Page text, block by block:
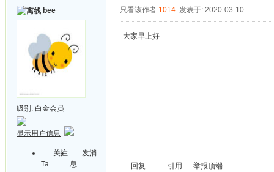
bee
级别: 白金会员
显示用户信息
关注
Ta
发消
息
只看该作者 1014 发表于: 2020-03-10
大家早上好
回复 引用 举报顶端